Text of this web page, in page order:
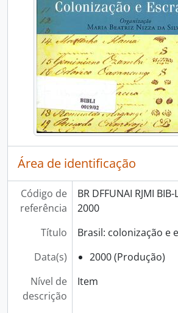
Área de identificação
Código de
referência
BR DFFUNAI RJMI
2000
Título
Brasil: colonização e
Data(s)
2000 (Produção)
Nível de
descrição
Item